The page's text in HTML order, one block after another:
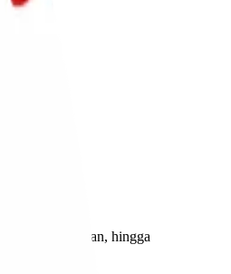
keterlambatan, hingga